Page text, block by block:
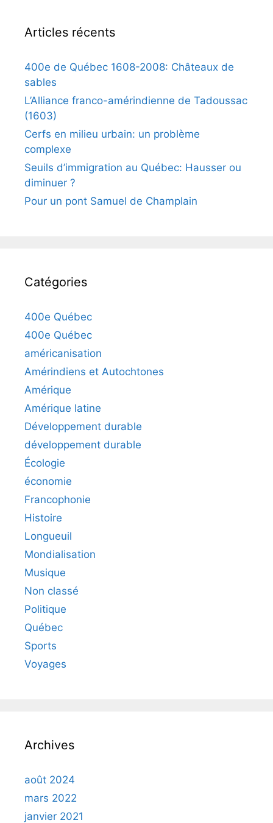
Articles récents
400e de Québec 1608-2008: Châteaux de
sables
L’Alliance franco-amérindienne de Tadoussac
(1603)
Cerfs en milieu urbain: un problème
complexe
Seuils d’immigration au Québec: Hausser ou
diminuer ?
Pour un pont Samuel de Champlain
Catégories
400e Québec
400e Québec
américanisation
Amérindiens et Autochtones
Amérique
Amérique latine
Développement durable
développement durable
Écologie
économie
Francophonie
Histoire
Longueuil
Mondialisation
Musique
Non classé
Politique
Québec
Sports
Voyages
Archives
août 2024
mars 2022
janvier 2021